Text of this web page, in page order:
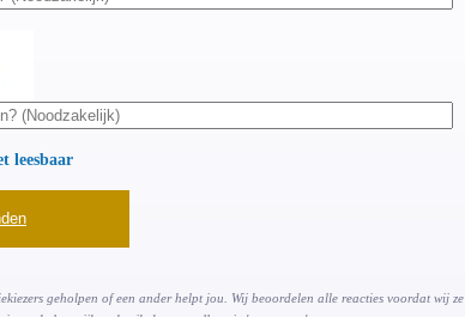
leesbaar
geholpen of een ander helpt jou. Wij beoordelen alle reacties voordat wij ze